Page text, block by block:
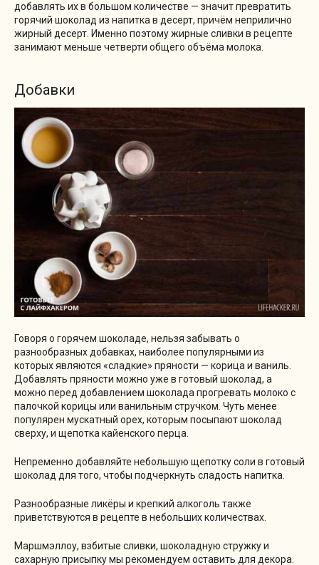
добавлять их в большом количестве — значит превратить
горячий шоколад из напитка в десерт, причём неприлично
жирный десерт. Именно поэтому жирные сливки в рецепте
занимают меньше четверти общего объёма молока.
Добавки
Говоря о горячем шоколаде, нельзя забывать о
разнообразных добавках, наиболее популярными из
которых являются «сладкие» пряности — корица и ваниль.
Добавлять пряности можно уже в готовый шоколад, а
можно перед добавлением шоколада прогревать молоко с
палочкой корицы или ванильным стручком. Чуть менее
популярен мускатный орех, которым посыпают шоколад
сверху, и щепотка кайенского перца.
Непременно добавляйте небольшую щепотку соли в готовый
шоколад для того, чтобы подчеркнуть сладость напитка.
Разнообразные ликёры и крепкий алкоголь также
приветствуются в рецепте в небольших количествах.
Маршмэллоу, взбитые сливки, шоколадную стружку и
сахарную присыпку мы рекомендуем оставить для декора.